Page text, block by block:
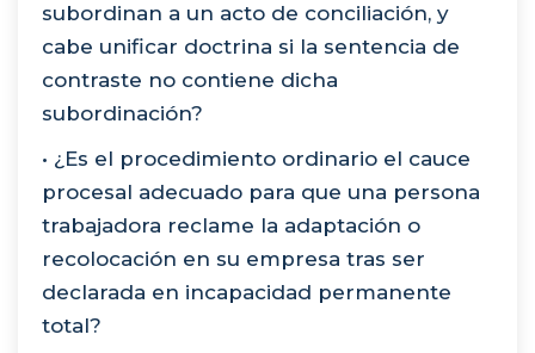
subordinan a un acto de conciliación, y
cabe unificar doctrina si la sentencia de
contraste no contiene dicha
subordinación?
• ¿Es el procedimiento ordinario el cauce
procesal adecuado para que una persona
trabajadora reclame la adaptación o
recolocación en su empresa tras ser
declarada en incapacidad permanente
total?